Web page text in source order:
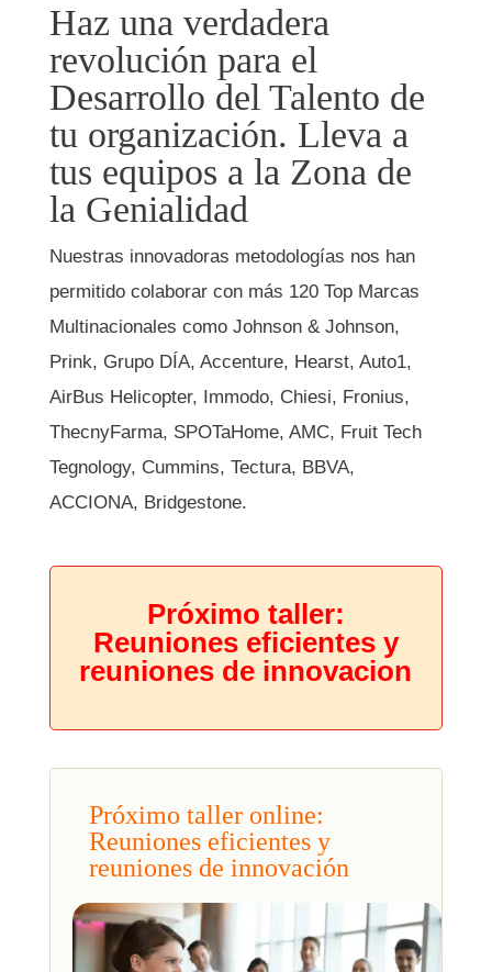
Haz una verdadera
revolución para el
Desarrollo del Talento de
tu organización. Lleva a
tus equipos a la Zona de
la Genialidad
Nuestras innovadoras metodologías nos han
permitido colaborar con más 120 Top Marcas
Multinacionales como Johnson & Johnson,
Prink, Grupo DÍA, Accenture, Hearst, Auto1,
AirBus Helicopter, Immodo, Chiesi, Fronius,
ThecnyFarma, SPOTaHome, AMC, Fruit Tech
Tegnology, Cummins, Tectura, BBVA,
ACCIONA, Bridgestone.
Próximo taller:
Reuniones eficientes y
reuniones de innovacion
Próximo taller online:
Reuniones eficientes y
reuniones de innovación